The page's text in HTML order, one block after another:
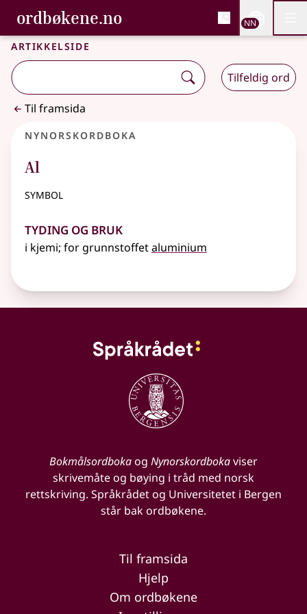
Gå til hovudinnhald
Tilgjenge
ordbøkene.no, Bokmålsordboka og
Bokmålsordboka og Nynorskordboka
NN
Artikkelside
Tilfeldig ord
Til framsida
Nynorskordboka
Al
symbol
Tyding og bruk
i kjemi; for grunnstoffetaluminium
Bokmålsordbokaog Nynorskordbokaviser
skrivemåte og bøying i tråd med norsk
rettskriving. Språkrådet og Universitetet i Bergen
står bak ordbøkene.
Til framsida
Hjelp
Om ordbøkene